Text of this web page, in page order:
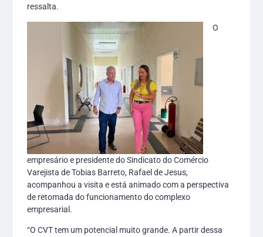
ressalta.
O
empresário e presidente do Sindicato do Comércio
Varejista de Tobias Barreto, Rafael de Jesus,
acompanhou a visita e está animado com a perspectiva
de retomada do funcionamento do complexo
empresarial.
“O CVT tem um potencial muito grande. A partir dessa